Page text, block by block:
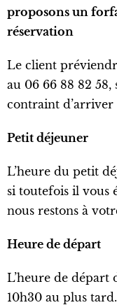
proposons un
réservation
Le client
au 06 66 88 82 58,
contraint d’arriver
Petit déjeuner
L’heure du petit
si toutefois il vous
nous restons à
Heure de départ
L’heure de départ
10h30 au plus